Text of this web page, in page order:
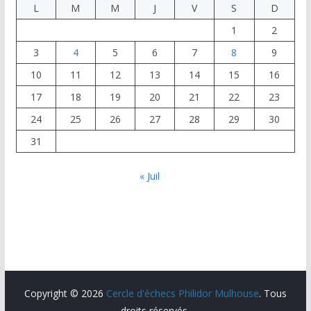
b
o
o
k
d
o
n
l g
er
L
M M J V S
D
1
2
3
4 5 6 7 8
9
10
11 12 13 14 15
16
17
18 19 20 21 22
23
24
25 26 27 28 29
30
31
« Juil
Copyright © 2026 Cercle d'échecs Philidor Mulhouse. Tous